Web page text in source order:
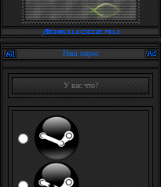
Наш опрос
У вас что?